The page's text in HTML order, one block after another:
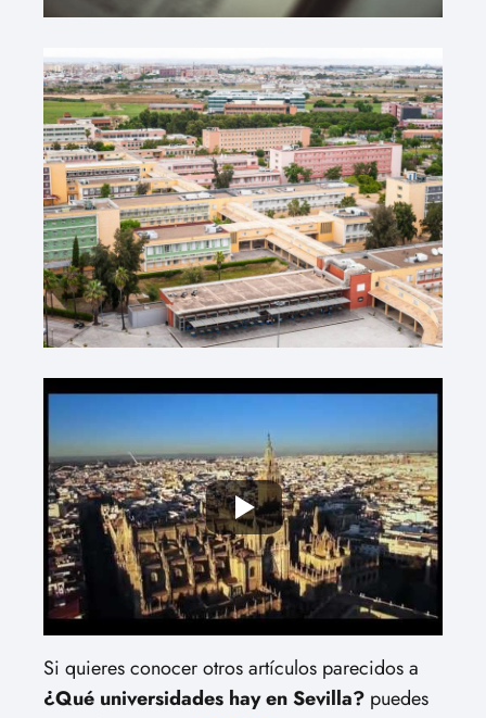
Si quieres conocer otros artículos parecidos a
¿Qué universidades hay en Sevilla? puedes